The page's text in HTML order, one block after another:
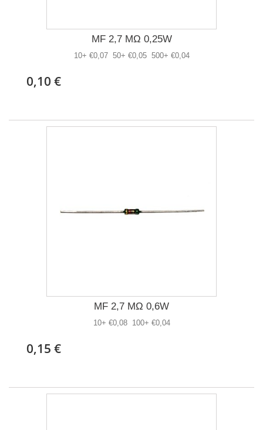
MF 2,7 MΩ 0,25W
10+ €0,07 50+ €0,05 500+ €0,04
0,10 €
MF 2,7 MΩ 0,6W
10+ €0,08 100+ €0,04
0,15 €